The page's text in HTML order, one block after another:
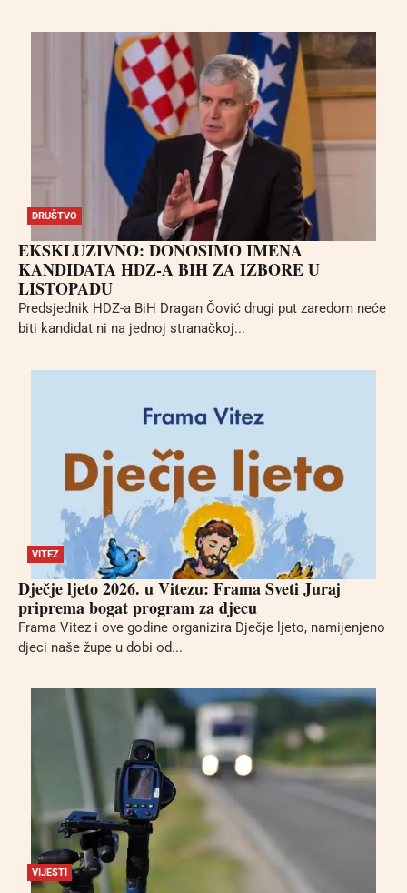
DRUŠTVO
EKSKLUZIVNO: DONOSIMO IMENA
KANDIDATA HDZ-A BIH ZA IZBORE U
LISTOPADU
Predsjednik HDZ-a BiH Dragan Čović drugi put zaredom neće
biti kandidat ni na jednoj stranačkoj...
VITEZ
Dječje ljeto 2026. u Vitezu: Frama Sveti Juraj
priprema bogat program za djecu
Frama Vitez i ove godine organizira Dječje ljeto, namijenjeno
djeci naše župe u dobi od...
VIJESTI